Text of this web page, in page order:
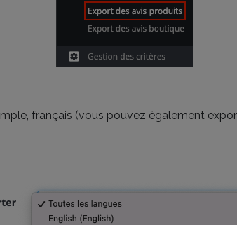
français (vous pouvez également